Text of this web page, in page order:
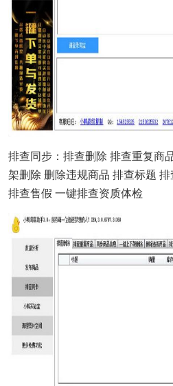
排查同步：排查删除 排查重复商
架删除 删除违规商品 排查标题
排查售假 一键排查资质体检